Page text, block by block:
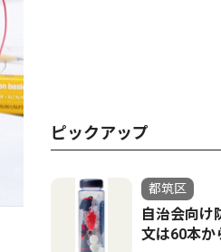
ピックアップ
都筑区
自治会向
文は60本か